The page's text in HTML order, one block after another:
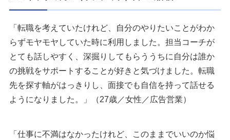
「転職を考えていたけれど、自分のやりたいことがわか
らずモヤモヤしていた時に利用しました。担当コーチが
とても話しやすく、深掘りしてもらううちに自分は誰か
の挑戦をサポートすることが好きと気づけました。転職
先を探す軸がはっきりし、面接でも自信を持って話せる
ようになりました。」（27歳／女性／広告営業）
「仕事に不満はなかったけれど、このままでいいのか悩